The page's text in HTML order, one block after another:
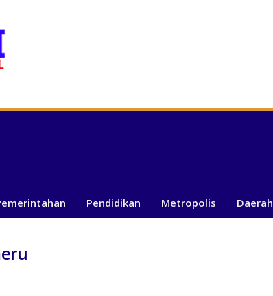
Pendidikan Metropolis Daerah